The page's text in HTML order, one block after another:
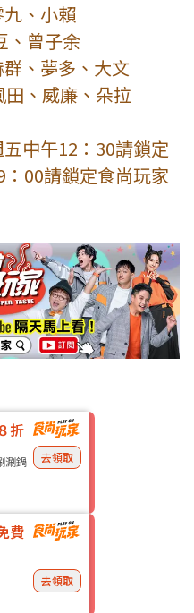
、小賴
、曾子余
、夢多、大文
、威廉、朵拉
中午12：30請鎖定
00請鎖定食尚玩家
折
涮鍋
去領取
費
去領取